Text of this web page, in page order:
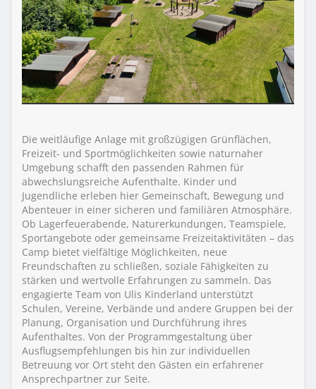
Die weitläufige Anlage mit großzügigen Grünflächen,
Freizeit- und Sportmöglichkeiten sowie naturnaher
Umgebung schafft den passenden Rahmen für
abwechslungsreiche Aufenthalte. Kinder und
Jugendliche erleben hier Gemeinschaft, Bewegung und
Abenteuer in einer sicheren und familiären Atmosphäre.
Ob Lagerfeuerabende, Naturerkundungen, Teamspiele,
Sportangebote oder gemeinsame Freizeitaktivitäten – das
Camp bietet vielfältige Möglichkeiten, neue
Freundschaften zu schließen, soziale Fähigkeiten zu
stärken und wertvolle Erfahrungen zu sammeln. Das
engagierte Team von Ulis Kinderland unterstützt
Schulen, Vereine, Verbände und andere Gruppen bei der
Planung, Organisation und Durchführung ihres
Aufenthaltes. Von der Programmgestaltung über
Ausflugsempfehlungen bis hin zur individuellen
Betreuung vor Ort steht den Gästen ein erfahrener
Ansprechpartner zur Seite.